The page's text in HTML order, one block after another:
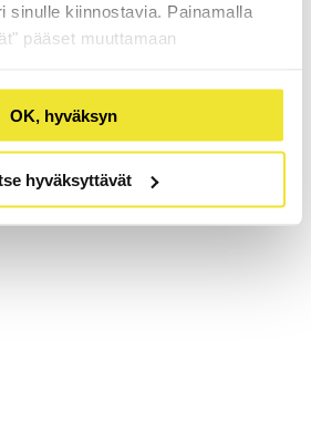
sinulle kiinnostavia. Painamalla
pääset muuttamaan
OK, hyväksyn
hyväksyttävät